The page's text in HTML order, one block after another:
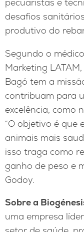
pecuaristas e
desafios
produtivo do
Segundo o
Marketing
Bagó tem a
contribuam para
excelência, como
“O objetivo é que
animais mais
isso traga como
ganho de peso e
Godoy.
Sobre a
uma empresa